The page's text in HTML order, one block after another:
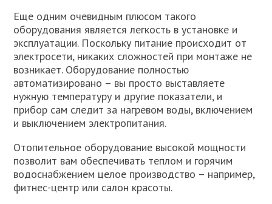
Еще одним очевидным плюсом такого
оборудования является легкость в установке и
эксплуатации. Поскольку питание происходит от
электросети, никаких сложностей при монтаже не
возникает. Оборудование полностью
автоматизировано – вы просто выставляете
нужную температуру и другие показатели, и
прибор сам следит за нагревом воды, включением
и выключением электропитания.
Отопительное оборудование высокой мощности
позволит вам обеспечивать теплом и горячим
водоснабжением целое производство – например,
фитнес-центр или салон красоты.